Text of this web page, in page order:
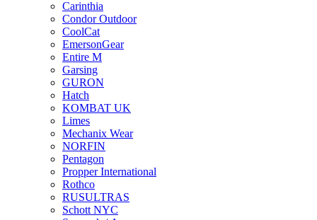
Carinthia
Condor Outdoor
CoolCat
EmersonGear
Entire M
Garsing
GURON
Hatch
KOMBAT UK
Limes
Mechanix Wear
NORFIN
Pentagon
Propper International
Rothco
RUSULTRAS
Schott NYC